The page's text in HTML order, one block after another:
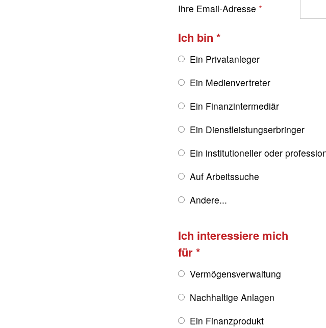
Ihre Email-Adresse
Ich bin
Ein Privatanleger
Ein Medienvertreter
Ein Finanzintermediär
Ein Dienstleistungserbringer
Ein institutioneller oder
Auf Arbeitssuche
Andere...
Ich interessiere mich
für
Vermögensverwaltung
Nachhaltige Anlagen
Ein Finanzprodukt